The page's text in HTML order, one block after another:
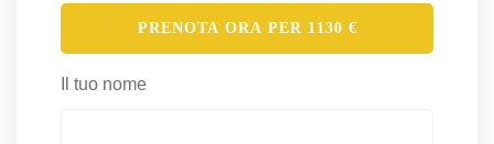
PRENOTA ORA PER 1130 €
Il tuo nome